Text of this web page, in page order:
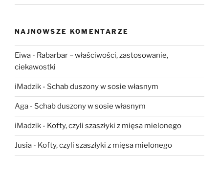
NAJNOWSZE KOMENTARZE
Eiwa - Rabarbar – właściwości, zastosowanie,
ciekawostki
iMadzik - Schab duszony w sosie własnym
Aga - Schab duszony w sosie własnym
iMadzik - Kofty, czyli szaszłyki z mięsa mielonego
Jusia - Kofty, czyli szaszłyki z mięsa mielonego